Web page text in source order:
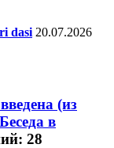
dasi 20.07.2026
(из
в